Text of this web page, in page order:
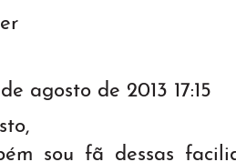
agosto de 2013 17:15
sou fã dessas